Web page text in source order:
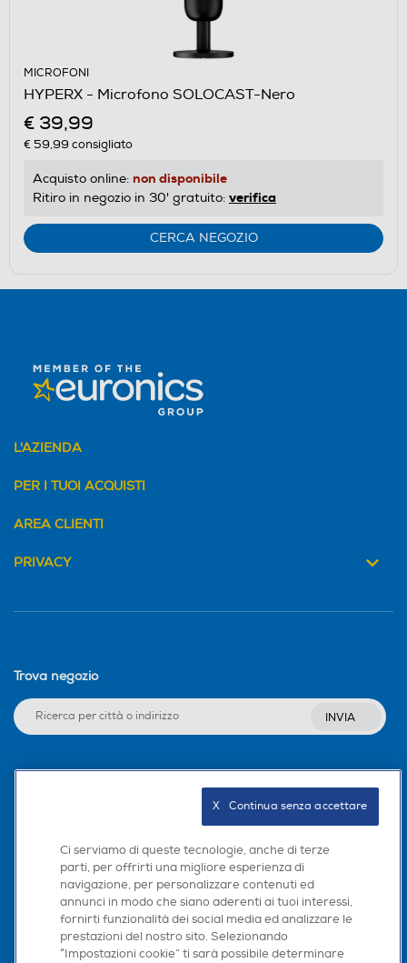
MICROFONI
HYPERX - Microfono SOLOCAST-Nero
€ 39,99
€ 59,99 consigliato
Acquisto online: non disponibile
Ritiro in negozio in 30' gratuito: verifica
CERCA NEGOZIO
L'AZIENDA
PER I TUOI ACQUISTI
AREA CLIENTI
PRIVACY
Trova negozio
INVIA
Scarica la nostra app
Ci serviamo di queste tecnologie, anche di terze
parti, per offrirti una migliore esperienza di
navigazione, per personalizzare contenuti ed
annunci in modo che siano aderenti ai tuoi interessi,
fornirti funzionalità dei social media ed analizzare le
prestazioni del nostro sito. Selezionando
“Impostazioni cookie” ti sarà possibile determinare
X   Continua senza accettare